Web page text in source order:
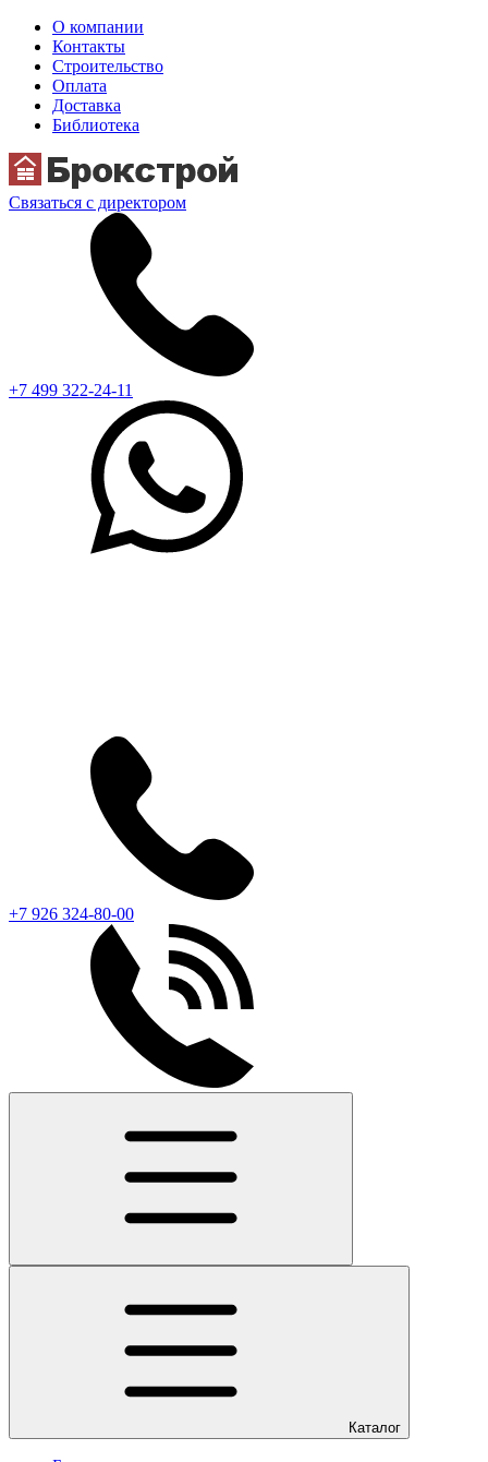
О компании
Контакты
Строительство
Оплата
Доставка
Библиотека
Связаться с директором
+7 499 322-24-11
+7 926 324-80-00
Каталог